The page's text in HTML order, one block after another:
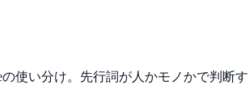
の使い分け。先行詞が人かモノかで判断す